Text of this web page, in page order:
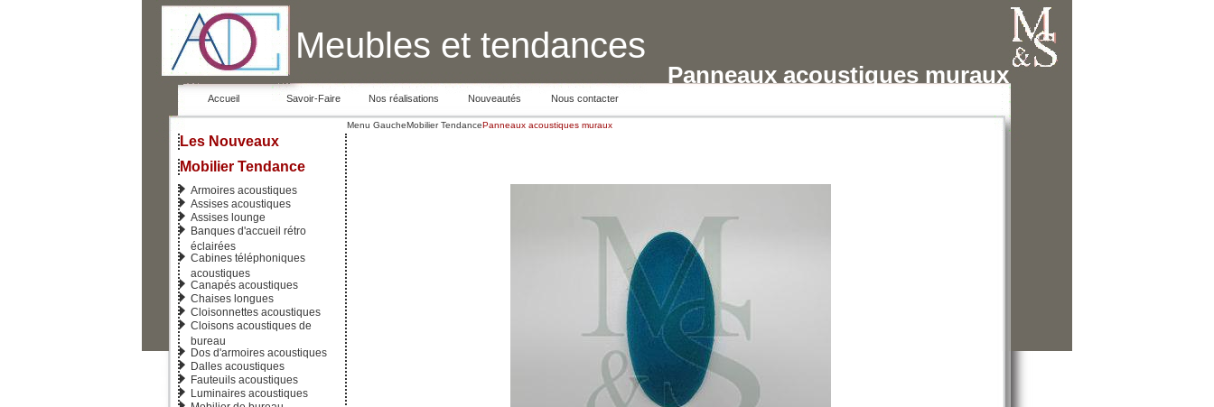
Meubles et tendances
Panneaux acoustiques muraux
Accueil Savoir-Faire Nos réalisations Nouveautés Nous contacter
Les Nouveaux
Mobilier Tendance
Armoires acoustiques
Assises acoustiques
Assises lounge
Banques d'accueil rétro
éclairées
Cabines téléphoniques
acoustiques
Canapés acoustiques
Chaises longues
Cloisonnettes acoustiques
Cloisons acoustiques de
bureau
Dos d'armoires acoustiques
Dalles acoustiques
Fauteuils acoustiques
Luminaires acoustiques
Menu GaucheMobilier TendancePanneaux acoustiques muraux